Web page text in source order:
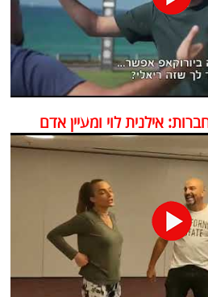
אילנית לוי ומעיין אדם